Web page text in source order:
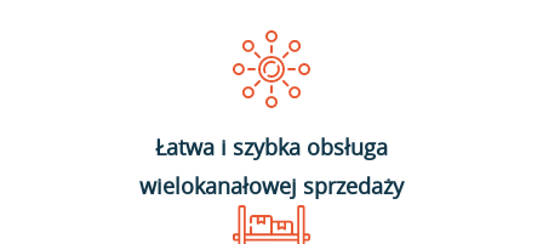
Łatwa i szybka obsługa
wielokanałowej sprzedaży